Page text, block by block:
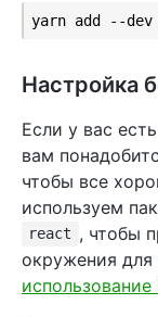
Настройка
Если у вас
вам
чтобы все
используем
react , чтобы
окружения для
использование